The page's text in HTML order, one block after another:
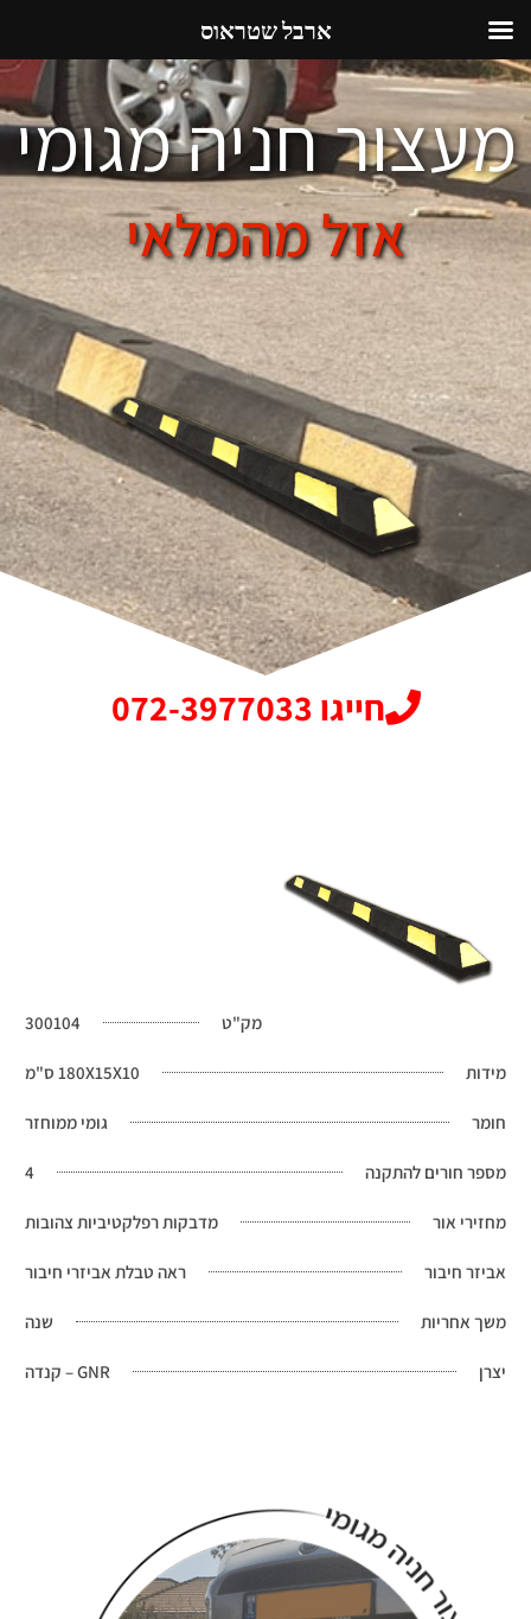
מעצור חניה מגומי
אזל מהמלאי
חייגו 072-3977033
מק"ט 300104
מידות 180X15X10 ס"מ
חומר גומי ממוחזר
מספר חורים להתקנה 4
מחזירי אור מדבקות רפלקטיביות צהובות
אביזר חיבור ראה טבלת אביזרי חיבור
משך אחריות שנה
יצרן GNR – קנדה
ארבל שטראוס